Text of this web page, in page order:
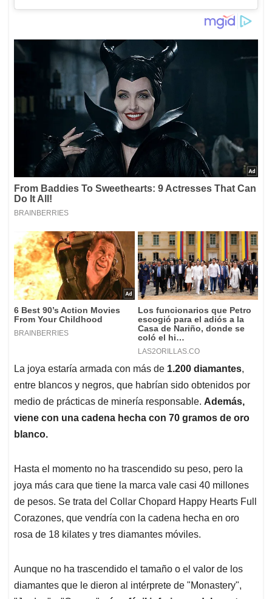
La joya estaría armada con más de 1.200 diamantes,
entre blancos y negros, que habrían sido obtenidos por
medio de prácticas de minería responsable. Además,
viene con una cadena hecha con 70 gramos de oro
blanco.
Hasta el momento no ha trascendido su peso, pero la
joya más cara que tiene la marca vale casi 40 millones
de pesos. Se trata del Collar Chopard Happy Hearts Full
Corazones, que vendría con la cadena hecha en oro
rosa de 18 kilates y tres diamantes móviles.
Aunque no ha trascendido el tamaño o el valor de los
diamantes que le dieron al intérprete de "Monastery",